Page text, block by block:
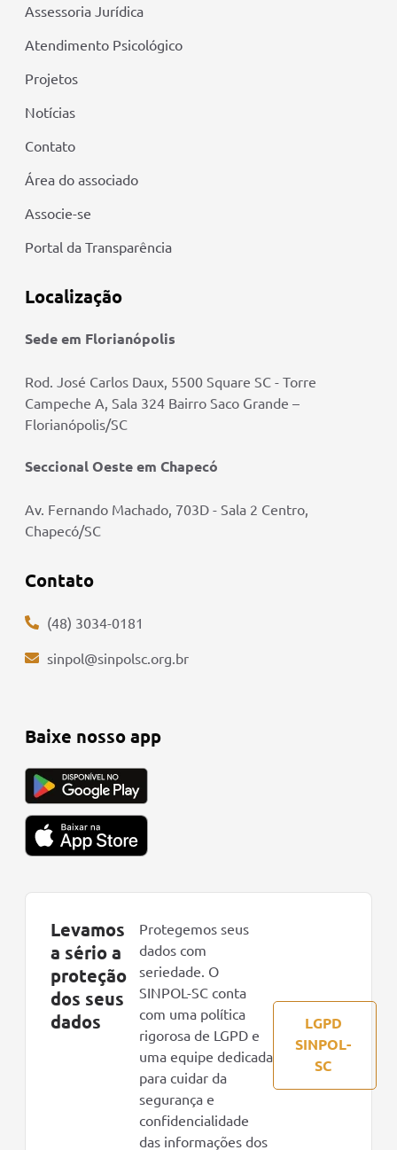
Assessoria Jurídica
Atendimento Psicológico
Projetos
Notícias
Contato
Área do associado
Associe-se
Portal da Transparência
Localização
Sede em Florianópolis
Rod. José Carlos Daux, 5500 Square SC - Torre
Campeche A, Sala 324 Bairro Saco Grande –
Florianópolis/SC
Seccional Oeste em Chapecó
Av. Fernando Machado, 703D - Sala 2 Centro,
Chapecó/SC
Contato
(48) 3034-0181
sinpol@sinpolsc.org.br
Baixe nosso app
Levamos
a sério a
proteção
dos seus
dados
Protegemos seus
dados com
seriedade. O
SINPOL-SC conta
com uma política
rigorosa de LGPD e
uma equipe dedicada
para cuidar da
segurança e
confidencialidade
das informações dos
LGPD
SINPOL-
SC